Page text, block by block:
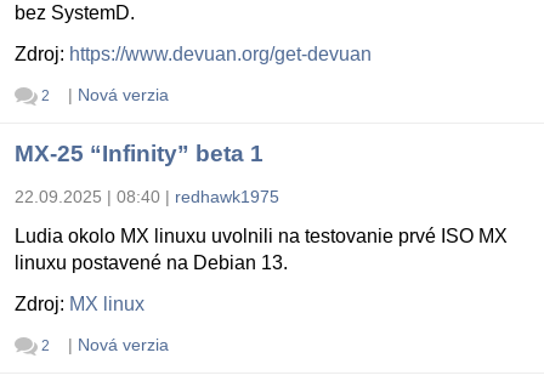
bez SystemD.
Zdroj: https://www.devuan.org/get-devuan
2 | Nová verzia
MX-25 “Infinity” beta 1
22.09.2025 | 08:40 | redhawk1975
Ludia okolo MX linuxu uvolnili na testovanie prvé ISO MX
linuxu postavené na Debian 13.
Zdroj: MX linux
2 | Nová verzia